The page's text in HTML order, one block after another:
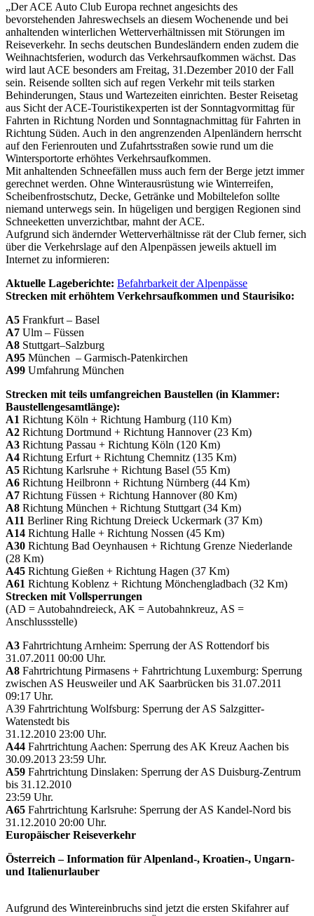
„Der ACE Auto Club Europa rechnet angesichts des
bevorstehenden Jahreswechsels an diesem Wochenende und bei
anhaltenden winterlichen Wetterverhältnissen mit Störungen im
Reiseverkehr. In sechs deutschen Bundesländern enden zudem die
Weihnachtsferien, wodurch das Verkehrsaufkommen wächst. Das
wird laut ACE besonders am Freitag, 31.Dezember 2010 der Fall
sein. Reisende sollten sich auf regen Verkehr mit teils starken
Behinderungen, Staus und Wartezeiten einrichten. Bester Reisetag
aus Sicht der ACE-Touristikexperten ist der Sonntagvormittag für
Fahrten in Richtung Norden und Sonntagnachmittag für Fahrten in
Richtung Süden. Auch in den angrenzenden Alpenländern herrscht
auf den Ferienrouten und Zufahrtsstraßen sowie rund um die
Wintersportorte erhöhtes Verkehrsaufkommen.
Mit anhaltenden Schneefällen muss auch fern der Berge jetzt immer
gerechnet werden. Ohne Winterausrüstung wie Winterreifen,
Scheibenfrostschutz, Decke, Getränke und Mobiltelefon sollte
niemand unterwegs sein. In hügeligen und bergigen Regionen sind
Schneeketten unverzichtbar, mahnt der ACE.
Aufgrund sich ändernder Wetterverhältnisse rät der Club ferner, sich
über die Verkehrslage auf den Alpenpässen jeweils aktuell im
Internet zu informieren:
Aktuelle Lageberichte: Befahrbarkeit der Alpenpässe
Strecken mit erhöhtem Verkehrsaufkommen und Staurisiko:
A5 Frankfurt – Basel
A7 Ulm – Füssen
A8 Stuttgart–Salzburg
A95 München – Garmisch-Patenkirchen
A99 Umfahrung München
Strecken mit teils umfangreichen Baustellen (in Klammer:
Baustellengesamtlänge):
A1 Richtung Köln + Richtung Hamburg (110 Km)
A2 Richtung Dortmund + Richtung Hannover (23 Km)
A3 Richtung Passau + Richtung Köln (120 Km)
A4 Richtung Erfurt + Richtung Chemnitz (135 Km)
A5 Richtung Karlsruhe + Richtung Basel (55 Km)
A6 Richtung Heilbronn + Richtung Nürnberg (44 Km)
A7 Richtung Füssen + Richtung Hannover (80 Km)
A8 Richtung München + Richtung Stuttgart (34 Km)
A11 Berliner Ring Richtung Dreieck Uckermark (37 Km)
A14 Richtung Halle + Richtung Nossen (45 Km)
A30 Richtung Bad Oeynhausen + Richtung Grenze Niederlande
(28 Km)
A45 Richtung Gießen + Richtung Hagen (37 Km)
A61 Richtung Koblenz + Richtung Mönchengladbach (32 Km)
Strecken mit Vollsperrungen
(AD = Autobahndreieck, AK = Autobahnkreuz, AS =
Anschlussstelle)
A3 Fahrtrichtung Arnheim: Sperrung der AS Rottendorf bis
31.07.2011 00:00 Uhr.
A8 Fahrtrichtung Pirmasens + Fahrtrichtung Luxemburg: Sperrung
zwischen AS Heusweiler und AK Saarbrücken bis 31.07.2011
09:17 Uhr.
A39 Fahrtrichtung Wolfsburg: Sperrung der AS Salzgitter-
Watenstedt bis
31.12.2010 23:00 Uhr.
A44 Fahrtrichtung Aachen: Sperrung des AK Kreuz Aachen bis
30.09.2013 23:59 Uhr.
A59 Fahrtrichtung Dinslaken: Sperrung der AS Duisburg-Zentrum
bis 31.12.2010
23:59 Uhr.
A65 Fahrtrichtung Karlsruhe: Sperrung der AS Kandel-Nord bis
31.12.2010 20:00 Uhr.
Europäischer Reiseverkehr
Österreich – Information für Alpenland-, Kroatien-, Ungarn-
und Italienurlauber
Aufgrund des Wintereinbruchs sind jetzt die ersten Skifahrer auf